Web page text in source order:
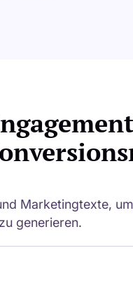
Marketingtexte,
generieren.